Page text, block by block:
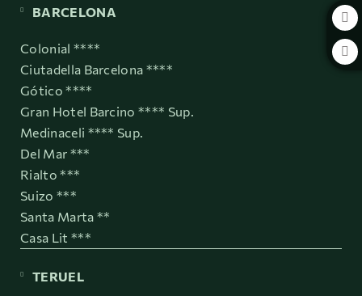
BARCELONA
Colonial ****
Ciutadella Barcelona ****
Gótico ****
Gran Hotel Barcino **** Sup.
Medinaceli **** Sup.
Del Mar ***
Rialto ***
Suizo ***
Santa Marta **
Casa Lit ***
TERUEL